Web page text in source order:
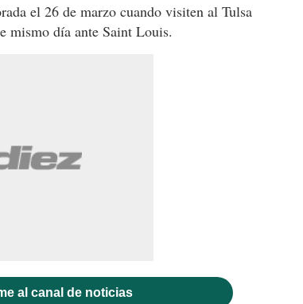
el 26 de marzo cuando visiten al Tulsa
mismo día ante Saint Louis.
al canal de noticias